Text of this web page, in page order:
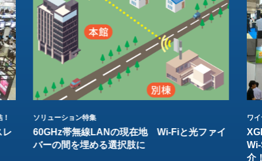
レ
ソリューション特集
60GHz帯無線LANの現在地 Wi-Fiと光ファイ
バーの間を埋める選択肢に
ワ
介